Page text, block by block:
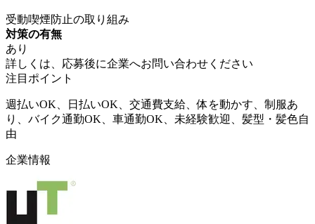
受動喫煙防止の取り組み
対策の有無
あり
詳しくは、応募後に企業へお問い合わせください
注目ポイント
週払いOK、日払いOK、交通費支給、体を動かす、制服あ
り、バイク通勤OK、車通勤OK、未経験歓迎、髪型・髪色自
由
企業情報